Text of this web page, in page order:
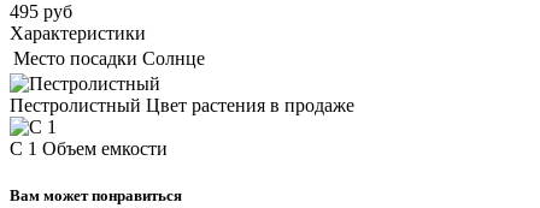
495 руб
Характеристики
Место посадки Солнце
Пестролистный Цвет растения в продаже
C 1 Объем емкости
Вам может понравиться